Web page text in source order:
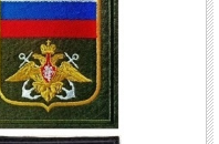
ロ（マジックテープ）付
）は、ロシア連邦が保有する海